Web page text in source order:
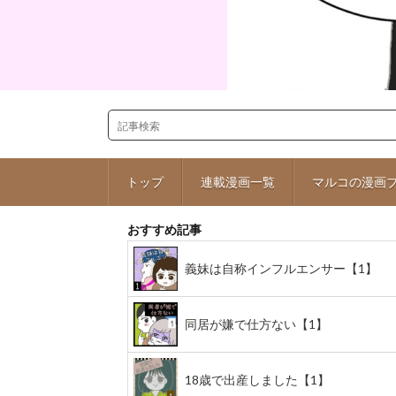
トップ 連載漫画一覧 マルコの漫画
おすすめ記事
義妹は自称インフルエンサー【1】
同居が嫌で仕方ない【1】
18歳で出産しました【1】